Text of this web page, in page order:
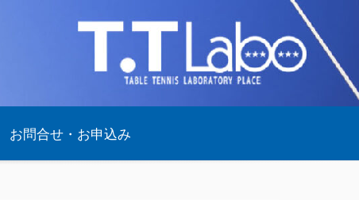
お問合せ・お申込み